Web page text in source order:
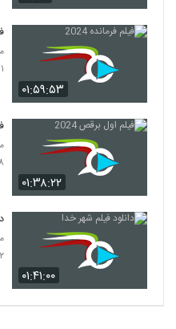
۰۱:۵۹:۵۳
۰۱:۳۸:۲۲
۰۱:۴۱:۰۰